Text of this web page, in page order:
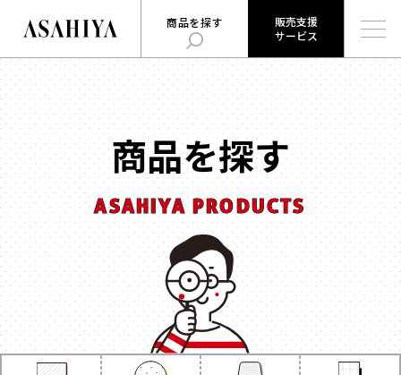
商品を探す
販売支援
サービス
販売支援
サービス
とは
ログイン
旭屋について
ABOUT US
旭屋ジャーナル
ASAHIYA JOURNAL
ハコまじめさんに相談だ！
Q&A
商品を探す
用途 で探す
時計
お菓子
ジュエリー
形状 で探す
販売支援サービスとは
ログイン
お知らせ
お問い合わせ
会社概要
採用情報
商品を探す
ASAHIYA PRODUCTS